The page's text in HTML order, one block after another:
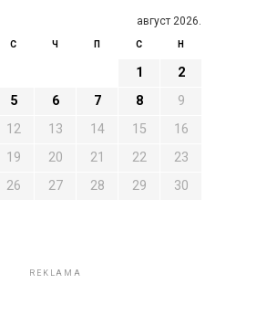
август 2026.
С Ч П С Н
1
2
5 6 7 8
9
12 13 14 15
16
19 20 21 22
23
26 27 28 29
30
REKLAMA